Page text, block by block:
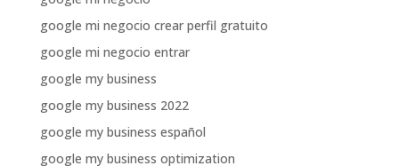
google mi negocio crear perfil gratuito
google mi negocio entrar
google my business
google my business 2022
google my business español
google my business optimization